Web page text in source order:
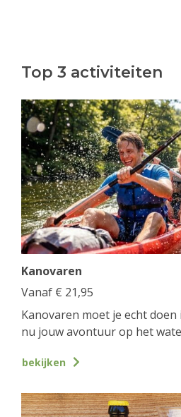
Top 3 activiteiten
Kanovaren
Vanaf € 21,95
Kanovaren moet je echt
nu jouw avontuur op het
bekijken